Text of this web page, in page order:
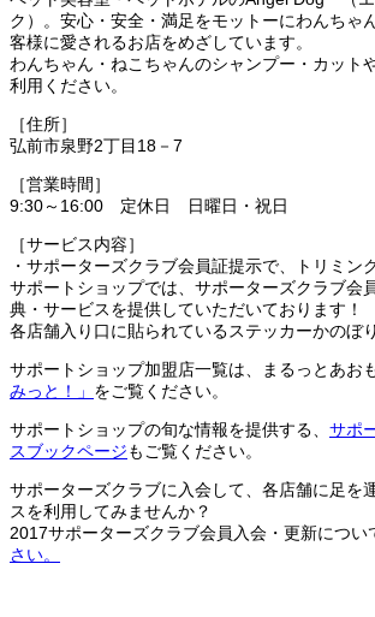
ク）。安心・安全・満足をモットーにわんちゃ
客様に愛されるお店をめざしています。
わんちゃん・ねこちゃんのシャンプー・カット
利用ください。
［住所］
弘前市泉野2丁目18－7
［営業時間］
9:30～16:00 定休日 日曜日・祝日
［サービス内容］
・サポーターズクラブ会員証提示で、トリミン
サポートショップでは、サポーターズクラブ会
典・サービスを提供していただいております！
各店舗入り口に貼られているステッカーかのぼ
サポートショップ加盟店一覧は、まるっとあお
みっと！」 をご覧ください。
サポートショップの旬な情報を提供する、 サポ
スブックページもご覧ください。
サポーターズクラブに入会して、各店舗に足を
スを利用してみませんか？
2017サポーターズクラブ会員入会・更新につい
さい。